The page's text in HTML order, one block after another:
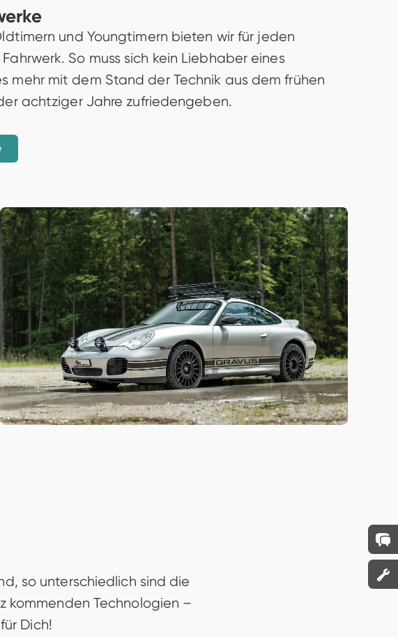
und Youngtimern bieten wir für jeden
So muss sich kein Liebhaber eines
mehr mit dem Stand der Technik aus dem frühen
achtziger Jahre zufriedengeben.
so unterschiedlich sind die
kommenden Technologien –
Dich!